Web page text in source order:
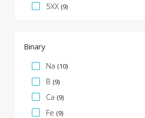
5XX (9)
Binary
Facette de spécification
Na (10)
B (9)
Ca (9)
Fe (9)